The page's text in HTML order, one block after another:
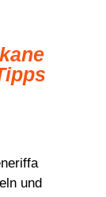
und